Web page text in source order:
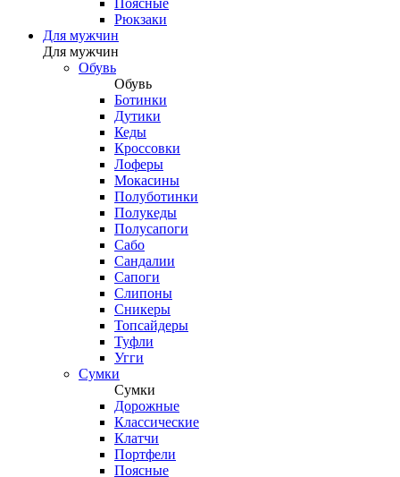
Поясные
Рюкзаки
Для мужчин
Для мужчин
Обувь
Обувь
Ботинки
Дутики
Кеды
Кроссовки
Лоферы
Мокасины
Полуботинки
Полукеды
Полусапоги
Сабо
Сандалии
Сапоги
Слипоны
Сникеры
Топсайдеры
Туфли
Угги
Сумки
Сумки
Дорожные
Классические
Клатчи
Портфели
Поясные